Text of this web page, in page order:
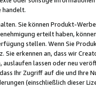
handelt.
Sie können Produkt-
erteilt haben,
stellen. Wenn Sie
erkennen an, dass wir
lassen oder neu
Ihr Zugriff auf die und Ihre
(einschließlich dieser